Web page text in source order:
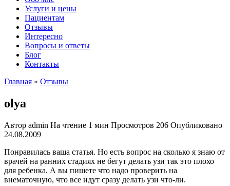
Услуги и цены
Пациентам
Отзывы
Интересно
Вопросы и ответы
Блог
Контакты
Главная » Отзывы
olya
Автор admin На чтение 1 мин Просмотров 206 Опубликовано
24.08.2009
Понравилась ваша статья. Но есть вопрос на сколько я знаю от
врачей на ранних стадиях не бегут делать узи так это плохо
для ребенка. А вы пишете что надо проверить на
внематочную, что все идут сразу делать узи что-ли.